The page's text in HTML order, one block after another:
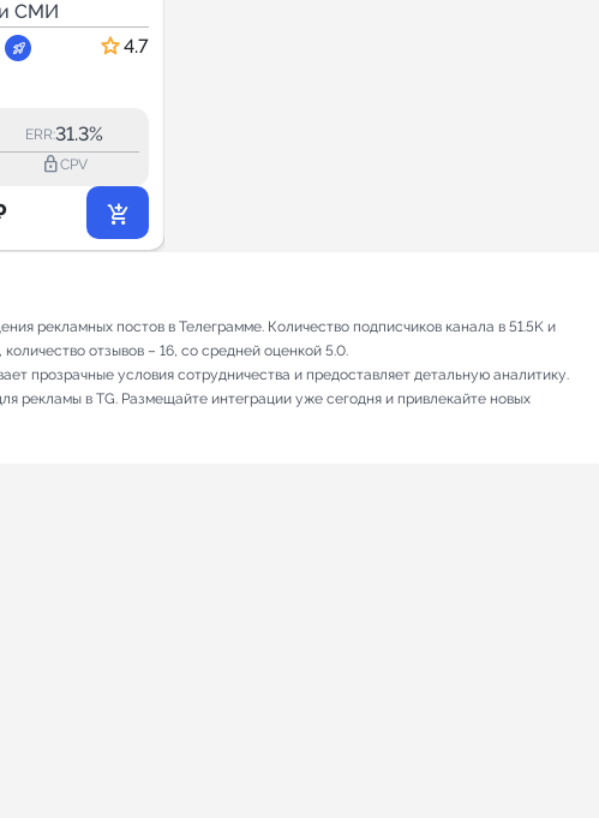
СМИ
4.7
ERR:31.3%
lock_outlineCPV
рекламных постов в Телеграмме. Количество подписчиков канала в 51.5K и
отзывов – 16, со средней оценкой 5.0.
прозрачные условия сотрудничества и предоставляет детальную аналитику.
рекламы в TG. Размещайте интеграции уже сегодня и привлекайте новых